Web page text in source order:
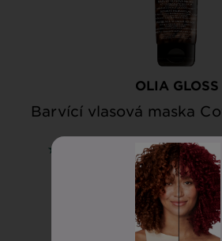
OLIA GLOSS
Barvící vlasová maska
4 out of 5 stars based on
Zobrazit
RYCHLÝ